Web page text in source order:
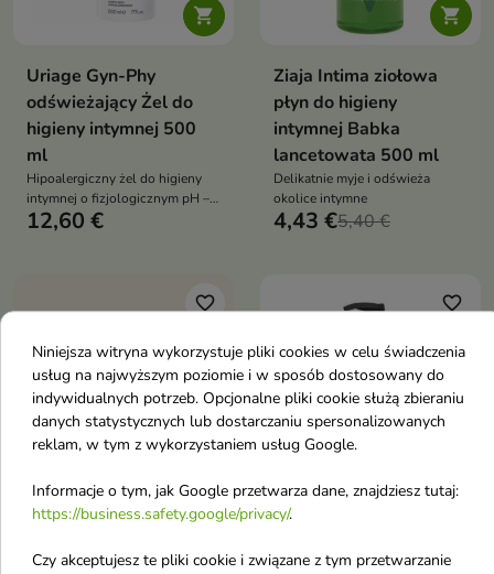

Uriage Gyn-Phy
odświeżający Żel do
higieny intymnej 500
ml
Hipoalergiczny żel do higieny
intymnej o fizjologicznym pH –
delikatnie myje, łagodzi i
12,60 €

Ziaja Intima ziołowa
płyn do higieny
intymnej Babka
lancetowata 500 ml
Delikatnie myje i odświeża
okolice intymne
4,43 €5,40 €
favorite_border
Mydlarnia Cztery
Szpaki Pigwa żel
favorite_border
Farmona my'BIO
regenerujący Żel do
Niniejsza witryna wykorzystuje pliki cookies w celu świadczenia
usług na najwyższym poziomie i w sposób dostosowany do
indywidualnych potrzeb. Opcjonalne pliki cookie służą zbieraniu
danych statystycznych lub dostarczaniu spersonalizowanych
reklam, w tym z wykorzystaniem usług Google.
Informacje o tym, jak Google przetwarza dane, znajdziesz tutaj:
https://business.safety.google/privacy/.
Czy akceptujesz te pliki cookie i związane z tym przetwarzanie